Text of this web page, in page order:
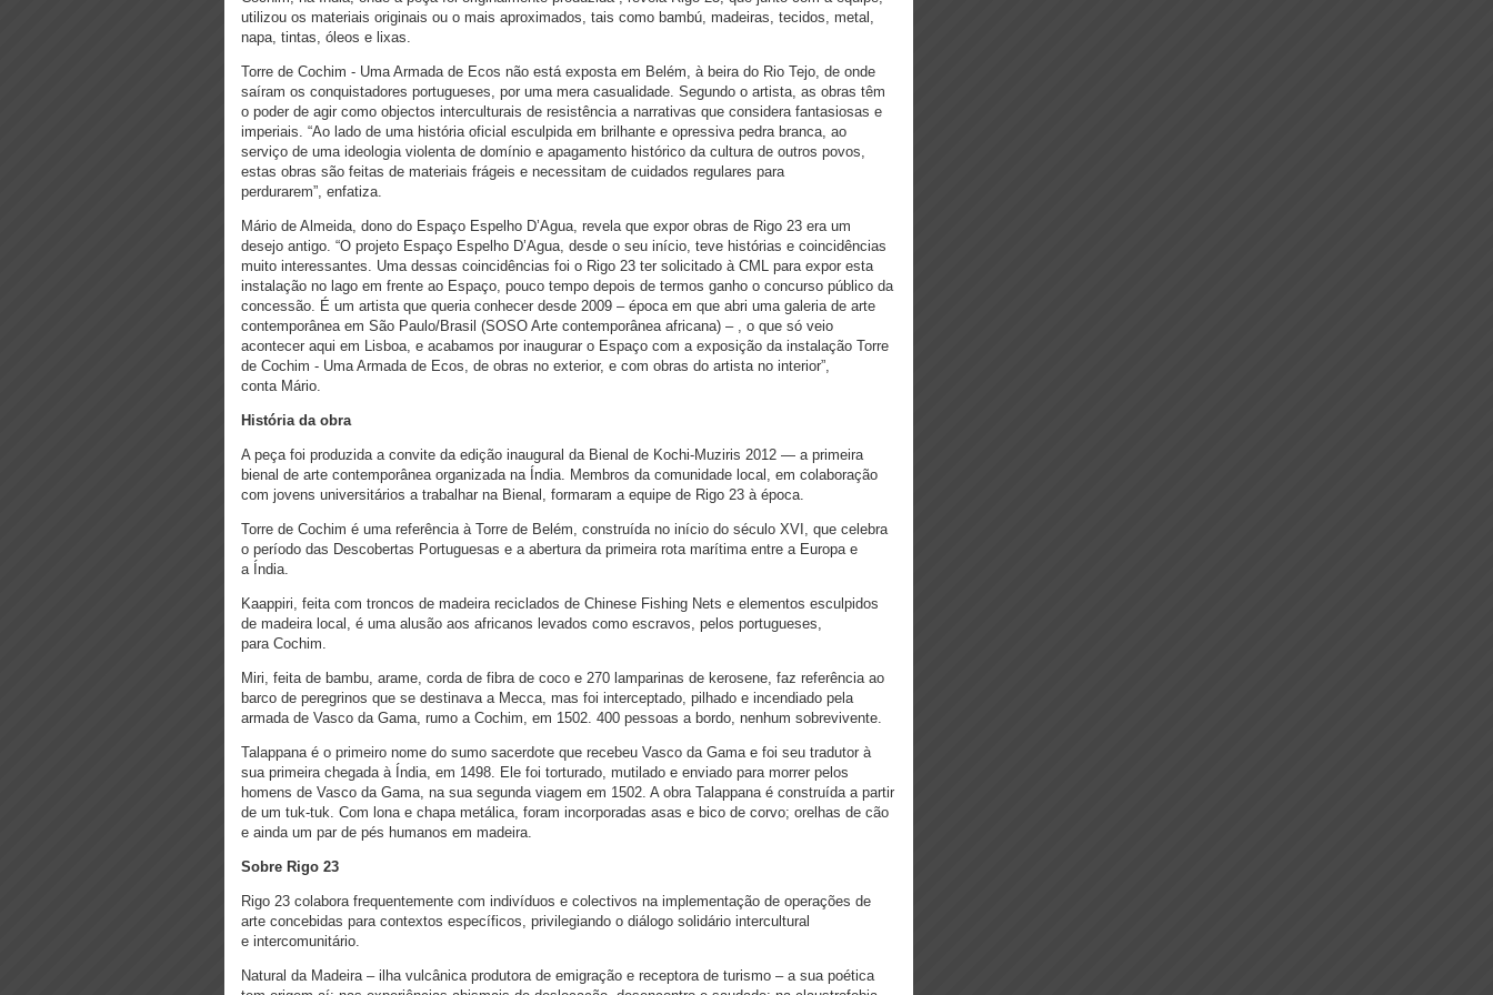
utilizou os materiais originais ou o mais aproximados, tais como bambú, madeiras, tecidos, metal,
napa, tintas, óleos e lixas.
Torre de Cochim - Uma Armada de Ecos não está exposta em Belém, à beira do Rio Tejo, de onde
saíram os conquistadores portugueses, por uma mera casualidade. Segundo o artista, as obras têm
o poder de agir como objectos interculturais de resistência a narrativas que considera fantasiosas e
imperiais. “Ao lado de uma história oficial esculpida em brilhante e opressiva pedra branca, ao
serviço de uma ideologia violenta de domínio e apagamento histórico da cultura de outros povos,
estas obras são feitas de materiais frágeis e necessitam de cuidados regulares para
perdurarem”, enfatiza.
Mário de Almeida, dono do Espaço Espelho D’Agua, revela que expor obras de Rigo 23 era um
desejo antigo. “O projeto Espaço Espelho D’Agua, desde o seu início, teve histórias e coincidências
muito interessantes. Uma dessas coincidências foi o Rigo 23 ter solicitado à CML para expor esta
instalação no lago em frente ao Espaço, pouco tempo depois de termos ganho o concurso público da
concessão. É um artista que queria conhecer desde 2009 – época em que abri uma galeria de arte
contemporânea em São Paulo/Brasil (SOSO Arte contemporânea africana) – , o que só veio
acontecer aqui em Lisboa, e acabamos por inaugurar o Espaço com a exposição da instalação Torre
de Cochim - Uma Armada de Ecos, de obras no exterior, e com obras do artista no interior”,
conta Mário.
História da obra
A peça foi produzida a convite da edição inaugural da Bienal de Kochi-Muziris 2012 — a primeira
bienal de arte contemporânea organizada na Índia. Membros da comunidade local, em colaboração
com jovens universitários a trabalhar na Bienal, formaram a equipe de Rigo 23 à época.
Torre de Cochim é uma referência à Torre de Belém, construída no início do século XVI, que celebra
o período das Descobertas Portuguesas e a abertura da primeira rota marítima entre a Europa e
a Índia.
Kaappiri, feita com troncos de madeira reciclados de Chinese Fishing Nets e elementos esculpidos
de madeira local, é uma alusão aos africanos levados como escravos, pelos portugueses,
para Cochim.
Miri, feita de bambu, arame, corda de fibra de coco e 270 lamparinas de kerosene, faz referência ao
barco de peregrinos que se destinava a Mecca, mas foi interceptado, pilhado e incendiado pela
armada de Vasco da Gama, rumo a Cochim, em 1502. 400 pessoas a bordo, nenhum sobrevivente.
Talappana é o primeiro nome do sumo sacerdote que recebeu Vasco da Gama e foi seu tradutor à
sua primeira chegada à Índia, em 1498. Ele foi torturado, mutilado e enviado para morrer pelos
homens de Vasco da Gama, na sua segunda viagem em 1502. A obra Talappana é construída a partir
de um tuk-tuk. Com lona e chapa metálica, foram incorporadas asas e bico de corvo; orelhas de cão
e ainda um par de pés humanos em madeira.
Sobre Rigo 23
Rigo 23 colabora frequentemente com indivíduos e colectivos na implementação de operações de
arte concebidas para contextos específicos, privilegiando o diálogo solidário intercultural
e intercomunitário.
Natural da Madeira – ilha vulcânica produtora de emigração e receptora de turismo – a sua poética